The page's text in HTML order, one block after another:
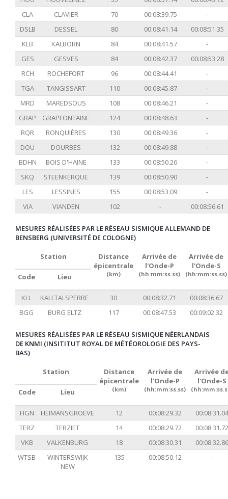
CLA
CLAVIER 70 00:08:39.75
-
DSLB
DESSEL 80 00:08:41.14
00:08:51.35
KLB
KALBORN 84 00:08:41.57
-
GES
GESVES 84 00:08:42.37
00:08:53.28
RCH
ROCHEFORT 96 00:08:44.41
-
TGA
TANGISSART 110 00:08:45.87
-
MRD
MAREDSOUS 108 00:08:46.21
-
GRAP
GRAPFONTAINE 124 00:08:48.63
-
RQR
RONQUIÈRES 130 00:08:49.36
-
DOU
DOURBES 132 00:08:49.88
-
BDHN
BOIS D'HAINE 133 00:08:50.26
-
SKQ
STEENKERQUE 139 00:08:50.90
-
LES
LESSINES 155 00:08:53.09
-
VIA
VIANDEN 102 - 00:08:56.61
MESURES RÉALISÉES PAR LE RÉSEAU SISMIQUE ALLEMAND DE
BENSBERG (UNIVERSITÉ DE COLOGNE)
Station
Distance
épicentrale
(km)
Arrivée de
l'Onde-P
(hh:mm:ss.ss)
Arrivée de
l'Onde-S
(hh:mm:ss.ss)
Code Lieu
KLL KALLTALSPERRE 30 00:08:32.71
00:08:36.67
BGG
BURG ELTZ 117 00:08:47.53 00:09:02.32
MESURES RÉALISÉES PAR LE RÉSEAU SISMIQUE NÉERLANDAIS
DE KNMI (INSITITUT ROYAL DE MÉTÉOROLOGIE DES PAYS-
BAS)
Station
Distance
épicentrale
(km)
Arrivée de
l'Onde-P
(hh:mm:ss.ss)
Arrivée
l'Onde-S
Code Lieu
HGN HEIMANSGROEVE 12 00:08:29.32
00:08:31.04
TERZ
TERZIET 14 00:08:29.72
00:08:31.72
VKB
VALKENBURG 18 00:08:30.31
00:08:32.86
WTSB
WINTERSWIJK
NEW
135 00:08:50.12 -